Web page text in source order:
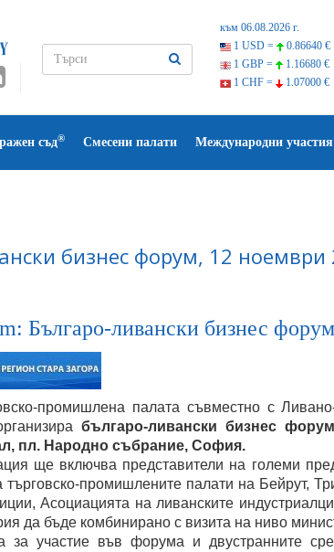
към 06.08.2026 г.
1 USD =
0.86640 €
1 GBP =
1.16680 €
1 CHF =
1.07000 €
съд® Смесени палати Международни участия
бизнес форум, 12 ноември
Българо-ливански бизнес
промишлена палата съвместно с
българо-ливански бизнес
пл. Народно събрание, София.
ще включва представители на големи
търговско-промишлените палати на Бейрут,
Асоциацията на ливанските
да бъде комбинирано с визита на ниво
за участие във форума и двустранните